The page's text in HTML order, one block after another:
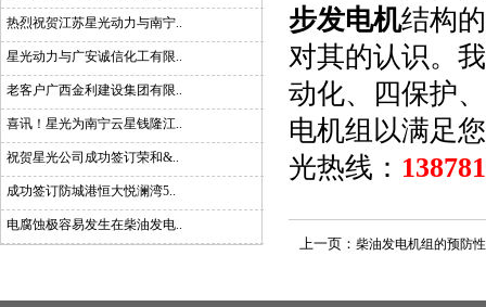
热烈祝贺江苏星光动力与南宁..
星光动力与广安诚信化工有限..
老客户广西金利建设集团有限..
喜讯！星光为南宁云星钱隆江..
祝贺星光公司成功签订荣和&..
成功签订防城港恒大悦澜湾5..
电腐蚀极容易发生在柴油发电..
步发电机结构
对其的认识。
动化、四保护
电机组以满足
光热线：
上一页： 柴油发电机组的预防